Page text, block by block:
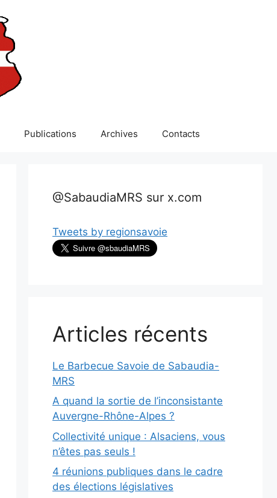
Publications Archives Contacts
@SabaudiaMRS sur x.com
Tweets by regionsavoie
Articles récents
Le Barbecue Savoie de Sabaudia-
MRS
A quand la sortie de l’inconsistante
Auvergne-Rhône-Alpes ?
Collectivité unique : Alsaciens, vous
n’êtes pas seuls !
4 réunions publiques dans le cadre
des élections législatives